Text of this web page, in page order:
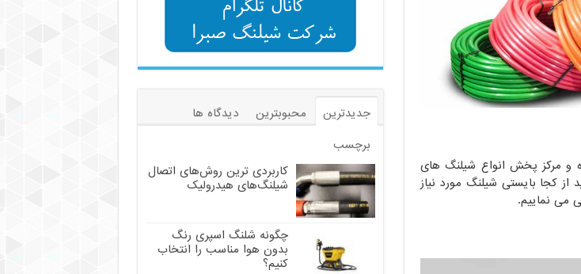
و مرکز پخش انواع شیلنگ های
کجا بایستی شیلنگ مورد نیاز
می نماییم.
جدیدترین محبوبترین
دیدگاه ها
برچسب
کاربردی ترین روش‌های اتصال
شیلنگ‌های هیدرولیک
چگونه شلنگ اسپری رنگ
بدون هوا مناسب را انتخاب
کنیم؟